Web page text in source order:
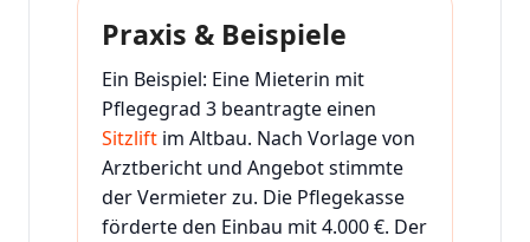
Praxis & Beispiele
Ein Beispiel: Eine Mieterin mit
Pflegegrad 3 beantragte einen
Sitzlift im Altbau. Nach Vorlage von
Arztbericht und Angebot stimmte
der Vermieter zu. Die Pflegekasse
förderte den Einbau mit 4.000 €. Der